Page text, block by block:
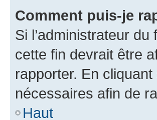
Comment puis-je
Si l’administrateur
cette fin devrait être
rapporter. En
nécessaires afin de
Haut